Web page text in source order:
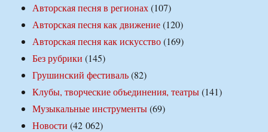
Авторская песня в регионах(107)
Авторская песня как движение(120)
Авторская песня как искусство(169)
Без рубрики (145)
Грушинский фестиваль(82)
Клубы, творческие объединения, театры(141)
Музыкальные инструменты(69)
Новости (42 062)